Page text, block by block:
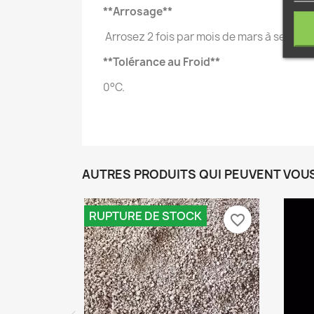
**Arrosage**
Arrosez 2 fois par mois de mars à
**Tolérance au Froid**
0°C.
AUTRES PRODUITS QUI PEUVENT
RUPTURE DE STOCK favorite_border